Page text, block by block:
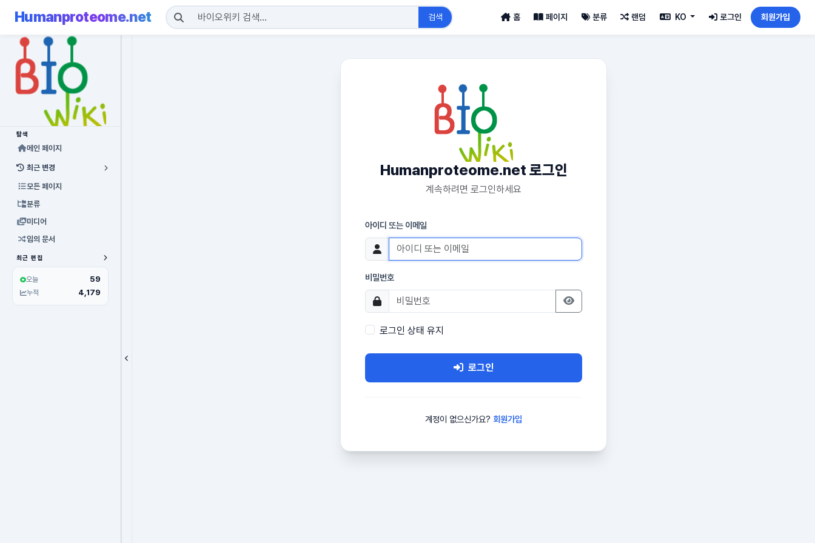
Humanproteome.net 검색 홈 페이지 분류 랜덤 KO 로그인 회원가입
탐색
메인 페이지
최근 변경
모든 페이지
분류
미디어
임의 문서
최근 편집
오늘 59
누적 4,179
Humanproteome.net 로그인
계속하려면 로그인하세요
아이디 또는 이메일
비밀번호
로그인 상태 유지
로그인
계정이 없으신가요? 회원가입